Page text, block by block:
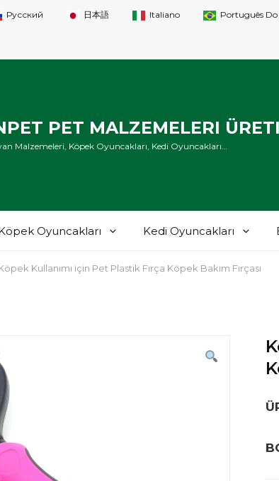
Русский 日本語 Italiano Português Do
PET MALZEMELERI
Malzemeleri, Köpek Oyuncakları, Kedi Oyuncakları…
Oyuncakları Kedi Oyuncakları
Kullanımı için Pet Plastik Fırça Köpek Bakım Fırçası